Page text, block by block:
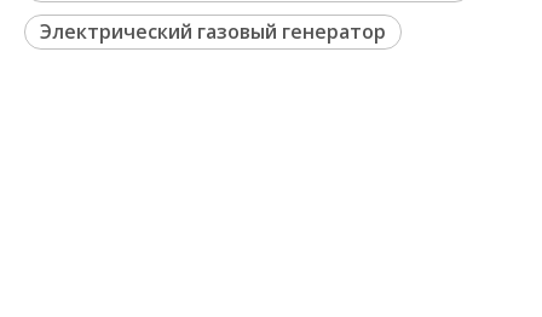
Электрический газовый генератор